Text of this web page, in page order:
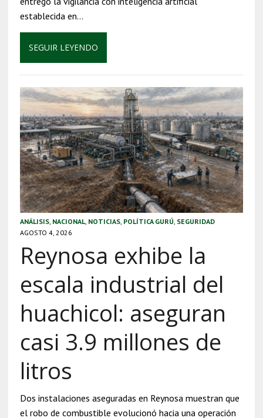
establecida en…
SEGUIR LEYENDO
ANÁLISIS, NACIONAL, NOTICIAS, POLÍTICA GURÚ, SEGURIDAD
AGOSTO 4, 2026
Reynosa exhibe la
escala industrial del
huachicol: aseguran
casi 3.9 millones de
litros
Dos instalaciones aseguradas en Reynosa muestran que
el robo de combustible evolucionó hacia una operación